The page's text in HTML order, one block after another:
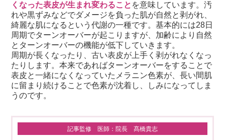
くなった表皮が生まれ変わること を意味しています。汚
れや黒ずみなどでダメージを負った肌が自然と剥がれ、
綺麗な肌になるという代謝の一種です。基本的には28日
周期でターンオーバーが起こりますが、加齢により自然
とターンオーバーの機能が低下していきます。
周期が長くなったり、古い表皮が上手く剥がれなくなっ
たりします。本来であればターンオーバーをすることで
表皮と一緒になくなっていたメラニン色素が、長い間肌
に留まり続けることで色素が沈着し、しみになってしま
うのです。
記事監修 医師：院長 髙橋貴志